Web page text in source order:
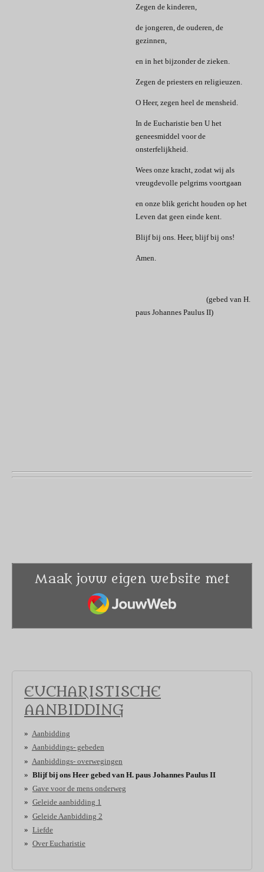
Zegen de kinderen,
de jongeren, de ouderen, de
gezinnen,
en in het bijzonder de zieken.
Zegen de priesters en religieuzen.
O Heer, zegen heel de mensheid.
In de Eucharistie ben U het
geneesmiddel voor de
onsterfelijkheid.
Wees onze kracht, zodat wij als
vreugdevolle pelgrims voortgaan
en onze blik gericht houden op het
Leven dat geen einde kent.
Blijf bij ons. Heer, blijf bij ons!
Amen.
(gebed van H.
paus Johannes Paulus II)
Maak jouw eigen website met
JouwWeb
EUCHARISTISCHE
AANBIDDING
Aanbidding
Aanbiddings- gebeden
Aanbiddings- overwegingen
Blijf bij ons Heer gebed van H. paus Johannes Paulus II
Gave voor de mens onderweg
Geleide aanbidding 1
Geleide Aanbidding 2
Liefde
Over Eucharistie